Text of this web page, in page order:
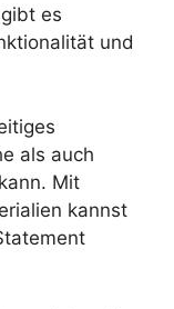
es
und
als auch
Mit
kannst